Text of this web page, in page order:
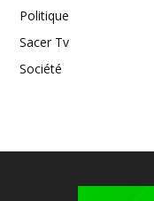
Politique
Sacer Tv
Société